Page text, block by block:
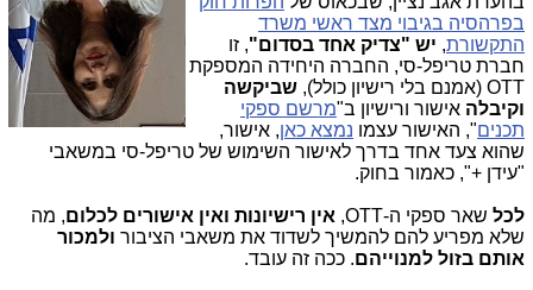
בפרהסיה בגיבוי מצד ראשי משרד
התקשורת, יש "צדיק אחד בסדום", זו
חברת טריפל-סי, החברה היחידה המספקת
OTT (אמנם בלי רישיון כולל),
שביקשה
וקיבלהאישור ורישיון ב"מרשם ספקי
תכנים", האישור עצמו נמצא כאן, אישור,
שהוא צעד אחד בדרך לאישור השימוש של טריפל-סי במשאבי
"עידן +", כאמור בחוק.
לכל שאר ספקי ה-OTT, אין רישיונות ואין אישורים לכלום, מה
שלא מפריע להם להמשיך לשדוד את משאבי הציבור ולמכור
אותם בזול למנוייהם. ככה זה עובד.